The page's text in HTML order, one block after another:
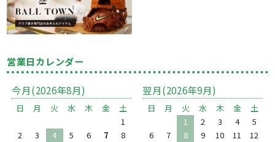
営業日カレンダー
今月(2026年8月)
日 月 火 水 木 金
土
1
2
3 4 5 6 7
8
翌月(2026年9月)
日 月 火 水 木 金
土
1
2 3 4
5
6
7 8 9 10 11
12